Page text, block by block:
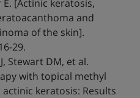
[Actinic keratosis,
and
of the skin].
29.
Stewart DM, et al.
with topical methyl
keratosis: Results